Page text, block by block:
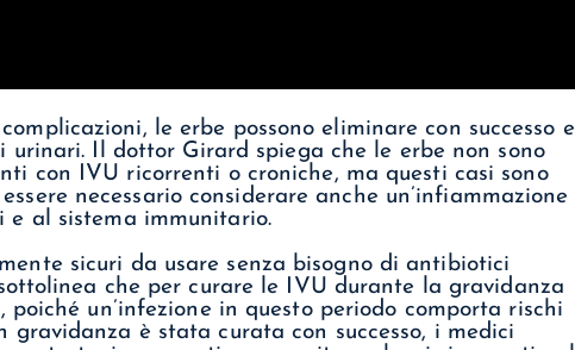
le erbe possono eliminare con successo e
Il dottor Girard spiega che le erbe non sono
con IVU ricorrenti o croniche, ma questi casi sono
necessario considerare anche un’infiammazione
e al sistema immunitario.
sicuri da usare senza bisogno di antibiotici
che per curare le IVU durante la gravidanza
un’infezione in questo periodo comporta rischi
gravidanza è stata curata con successo, i medici